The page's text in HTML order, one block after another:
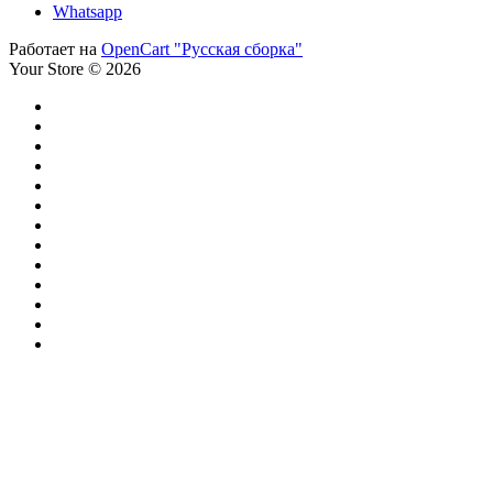
Whatsapp
Работает на OpenCart "Русская сборка"
Your Store © 2026